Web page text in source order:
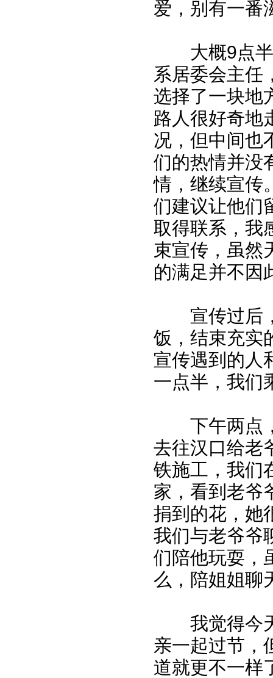
爱，别有一番
大概9点半
系居委会主任
选择了一块地
路人很好奇地
况，但中间也
们的热情并没
情，继续宣传
们建议让他们
取得联系，我
束宣传，虽然
的满足并不因
宣传过后，
饭，结束充实
宣传遇到的人
一点半，我们
下午两点，
去往汉口给老
铁施工，我们
家，看到老爷
捐到的花，她
我们与老爷爷
们陪他玩耍，
么，陪姐姐聊
我觉得今天
亲一起过节，
道就更不一样